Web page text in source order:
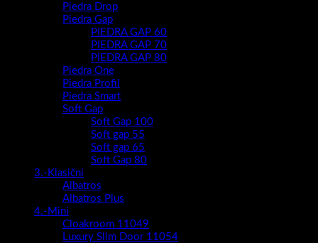
Piedra Drop
Piedra Gap
PIEDRA GAP 60
PIEDRA GAP 70
PIEDRA GAP 80
Piedra One
Piedra Profil
Piedra Smart
Soft Gap
Soft Gap 100
Soft gap 55
Soft gap 65
Soft Gap 80
3.-Klasični
Albatros
Albatros Plus
4.-Mini
Cloakroom 11049
Luxury Slim Door 11054